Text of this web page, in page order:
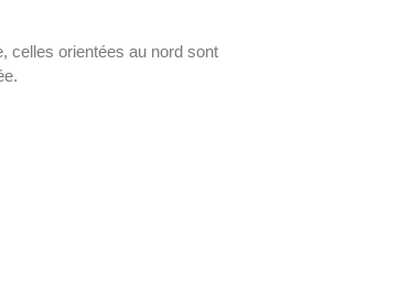
celles orientées au nord sont